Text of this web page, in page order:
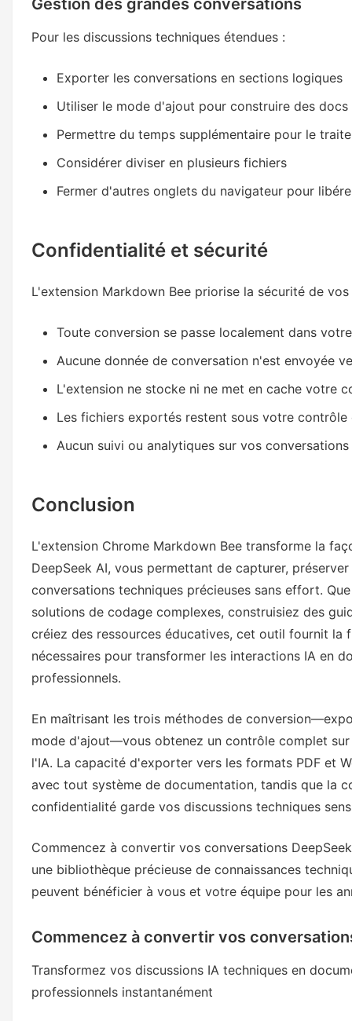
Gestion des grandes conversations
Pour les discussions techniques étendues :
Exporter les conversations en sections logiques
Utiliser le mode d'ajout pour construire des
Permettre du temps supplémentaire pour le
Considérer diviser en plusieurs fichiers
Fermer d'autres onglets du navigateur pour
Confidentialité et sécurité
L'extension Markdown Bee priorise la sécurité de vos
Toute conversion se passe localement dans
Aucune donnée de conversation n'est envoyée
L'extension ne stocke ni ne met en cache votre
Les fichiers exportés restent sous votre contrôle
Aucun suivi ou analytiques sur vos conversations
Conclusion
L'extension Chrome Markdown Bee transforme la
DeepSeek AI, vous permettant de capturer,
conversations techniques précieuses sans effort.
solutions de codage complexes, construisiez des
créiez des ressources éducatives, cet outil fournit la
nécessaires pour transformer les interactions IA en
professionnels.
En maîtrisant les trois méthodes de
mode d'ajout—vous obtenez un contrôle complet
l'IA. La capacité d'exporter vers les formats PDF et
avec tout système de documentation, tandis que la
confidentialité garde vos discussions techniques
Commencez à convertir vos conversations
une bibliothèque précieuse de connaissances
peuvent bénéficier à vous et votre équipe pour les
Commencez à convertir vos
Transformez vos discussions IA techniques en
professionnels instantanément